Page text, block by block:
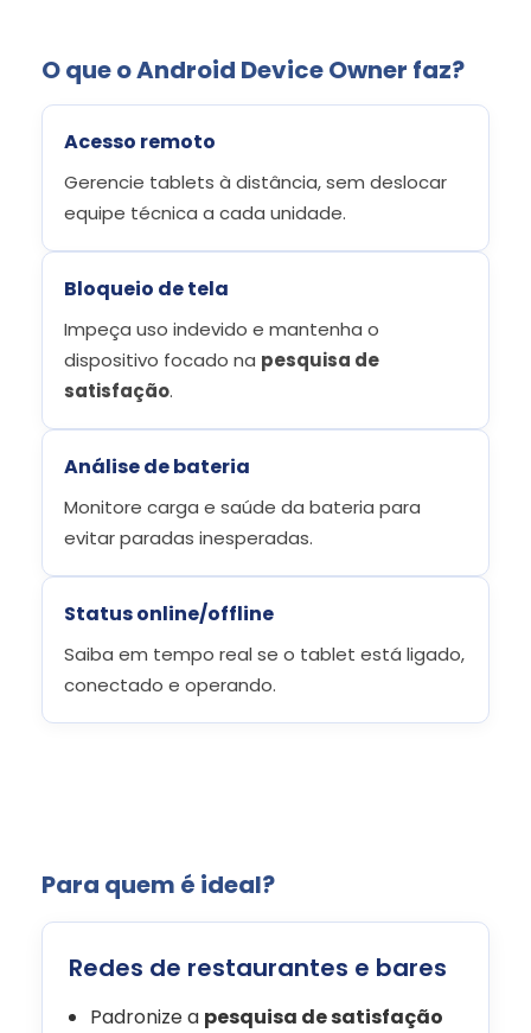
O que o Android Device Owner faz?
Acesso remoto
Gerencie tablets à distância, sem deslocar
equipe técnica a cada unidade.
Bloqueio de tela
Impeça uso indevido e mantenha o
dispositivo focado na pesquisa de
satisfação.
Análise de bateria
Monitore carga e saúde da bateria para
evitar paradas inesperadas.
Status online/offline
Saiba em tempo real se o tablet está ligado,
conectado e operando.
Para quem é ideal?
Redes de restaurantes e bares
Padronize a pesquisa de satisfação